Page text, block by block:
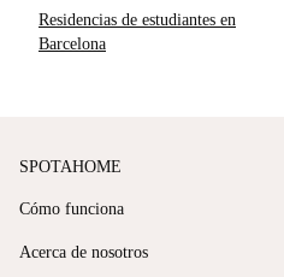
Residencias de estudiantes en
Barcelona
SPOTAHOME
Cómo funciona
Acerca de nosotros